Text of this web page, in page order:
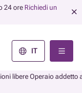
24 ore Richiedi un
IT
libere Operaio addetto